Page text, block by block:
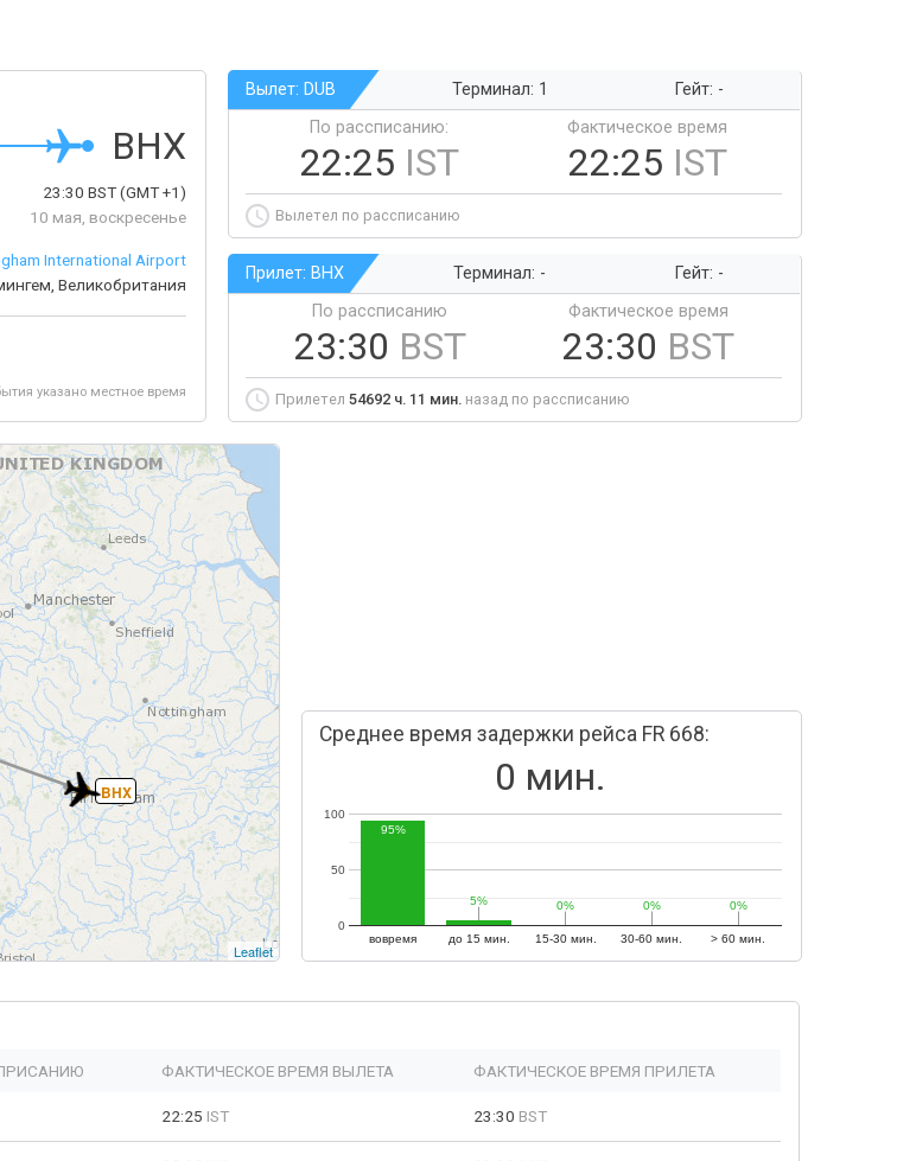
BHX
23:30 BST(GMT +1)
10 мая, воскресенье
International Airport
Великобритания
указано местное время
Вылет: DUB Терминал: 1
Гейт: -
По рассписанию:
22:25 IST
Фактическое время
22:25 IST
Вылетел по рассписанию
Прилет: BHX Терминал: -
Гейт: -
По рассписанию
23:30 BST
Фактическое время
23:30 BST
Прилетел 54692 ч. 11 мин. назад по рассписанию
BHX
Leaflet
Среднее время задержки рейса FR 668:
0 мин.
вовремя до 15 мин. 15-30 мин. 30-60 мин. > 60 мин.
0
50
100
95%
5%
5% 0%
0% 0%
0% 0%
0%
ФАКТИЧЕСКОЕ ВРЕМЯ ВЫЛЕТА ФАКТИЧЕСКОЕ ВРЕМЯ ПРИЛЕТА
22:25 IST 23:30 BST